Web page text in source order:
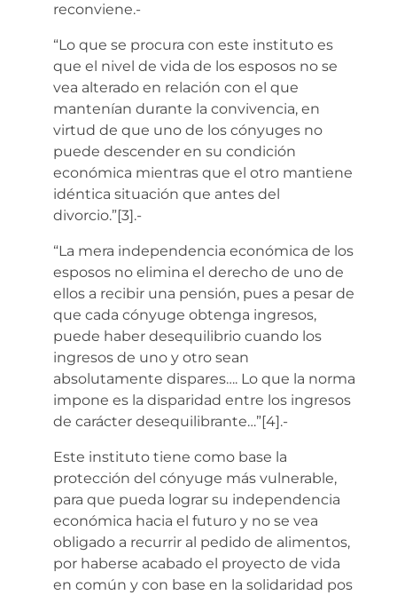
reconviene.-
“Lo que se procura con este instituto es
que el nivel de vida de los esposos no se
vea alterado en relación con el que
mantenían durante la convivencia, en
virtud de que uno de los cónyuges no
puede descender en su condición
económica mientras que el otro mantiene
idéntica situación que antes del
divorcio.”[3].-
“La mera independencia económica de los
esposos no elimina el derecho de uno de
ellos a recibir una pensión, pues a pesar de
que cada cónyuge obtenga ingresos,
puede haber desequilibrio cuando los
ingresos de uno y otro sean
absolutamente dispares…. Lo que la norma
impone es la disparidad entre los ingresos
de carácter desequilibrante…”[4].-
Este instituto tiene como base la
protección del cónyuge más vulnerable,
para que pueda lograr su independencia
económica hacia el futuro y no se vea
obligado a recurrir al pedido de alimentos,
por haberse acabado el proyecto de vida
en común y con base en la solidaridad pos